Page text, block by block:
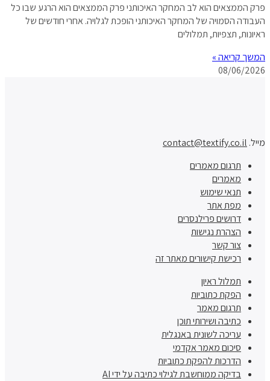
פרק הממצאים הוא לב המחקר האיכותני פרק הממצאים הוא הרגע שבו כל
העבודה הסמויה של המחקר האיכותני הופכת לגלויה. אחרי חודשים של
ראיונות, תצפיות, תמלולים
המשך קריאה »
08/06/2026
מייל. contact@textify.co.il
תרגום מאמרים
מאמרים
תנאי שימוש
מפת אתר
דרושים פרילנסרים
הצהרת נגישות
צור קשר
רכישת קישורים מאתר זה
תמלול ראיון
הפקת כתוביות
תרגום מאמר
כתיבה ושירותי תוכן
עריכה לשונית באנגלית
סיכום מאמר אקדמי
הדרכות להפקת כתוביות
בדיקה ממוחשבת לגילוי כתיבה על ידי AI